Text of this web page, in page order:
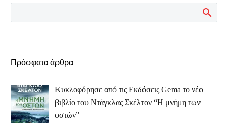
Πρόσφατα άρθρα
Κυκλοφόρησε από τις Εκδόσεις Gema το νέο
βιβλίο του Ντάγκλας Σκέλτον “Η μνήμη των
οστών”